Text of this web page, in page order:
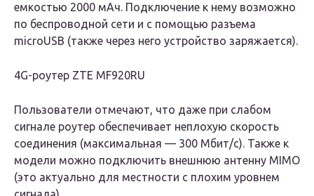
емкостью 2000 мАч. Подключение к нему возможно
по беспроводной сети и с помощью разъема
microUSB (также через него устройство заряжается).
4G-роутер ZTE MF920RU
Пользователи отмечают, что даже при слабом
сигнале роутер обеспечивает неплохую скорость
соединения (максимальная — 300 Мбит/с). Также к
модели можно подключить внешнюю антенну MIMO
(это актуально для местности с плохим уровнем